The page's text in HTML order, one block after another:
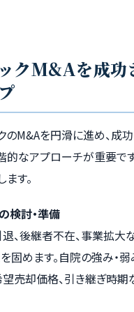
クM&Aを成功
のM&Aを円滑に進め、成
的なアプローチが重要で
す。
検討・準備
、後継者不在、事業拡大
固めます。自院の強み・
売却価格、引き継ぎ時期